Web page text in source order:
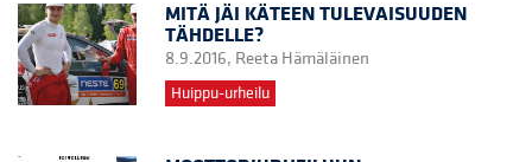
MITÄ JÄI KÄTEEN TULEVAISUUDEN
TÄHDELLE?
8.9.2016, Reeta Hämäläinen
Huippu-urheilu